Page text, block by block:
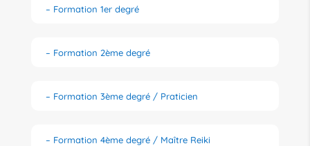
– Formation 1er degré
– Formation 2ème degré
– Formation 3ème degré / Praticien
– Formation 4ème degré / Maître Reiki